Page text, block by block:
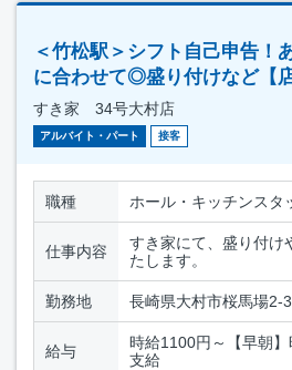
＜竹松駅＞シフト自己申告！
に合わせて◎盛り付けなど【
すき家 34号大村店
アルバイト・パート 接客
職種 ホール・キッチンスタ
仕事内容
すき家にて、盛り付け
たします。
勤務地 長崎県大村市桜馬場2-
給与
時給1100円～【早朝
支給